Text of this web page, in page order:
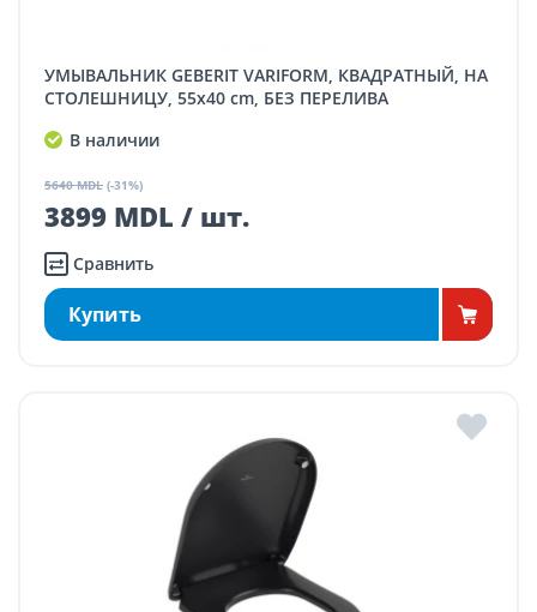
УМЫВАЛЬНИК GEBERIT VARIFORM, КВАДРАТНЫЙ, НА
СТОЛЕШНИЦУ, 55x40 cm, БЕЗ ПЕРЕЛИВА
В наличии
5640 MDL (-31%)
3899 MDL / шт.
Сравнить
Купить